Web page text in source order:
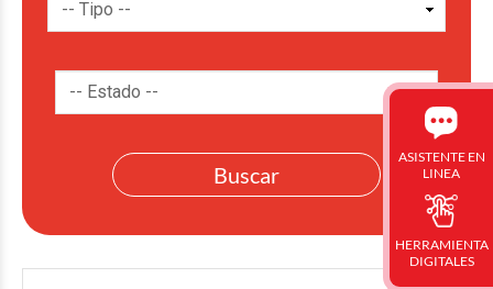
ASISTENTE EN
LINEA
HERRAMIENTA
DIGITALES